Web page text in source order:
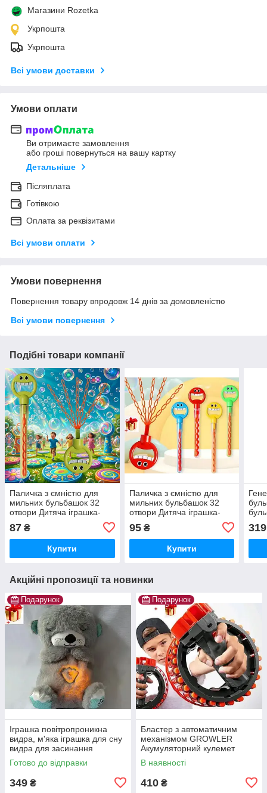
Магазини Rozetka
Укрпошта
Укрпошта
Всі умови доставки
Умови оплати
Ви отримаєте замовлення
або гроші повернуться на вашу картку
Детальніше
Післяплата
Готівкою
Оплата за реквізитами
Всі умови оплати
Умови повернення
Повернення товару впродовж 14 днів за домовленістю
Всі умови повернення
Подібні товари компанії
Паличка з ємністю для
мильних бульбашок 32
отвори Дитяча іграшка-
генератор мильних
бульбашок
87 ₴
Купити
Паличка з ємністю для
мильних бульбашок 32
отвори Дитяча іграшка-
генератор мильних
бульбашок
95₴
Купити
USB
319
Акційні пропозиції та новинки
Подарунок
Іграшка повітропроникна
видра, м'яка іграшка для сну
видра для засинання
малюків
Готово до відправки
349 ₴
Подарунок
Бластер з автоматичним
механізмом GROWLER
Акумуляторний кулемет
іграшковий на 28 зарядів
В наявності
410 ₴